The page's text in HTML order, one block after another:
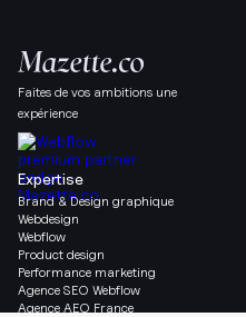
Faites de vos ambitions une
expérience
Expertise
Brand & Design graphique
Webdesign
Webflow
Product design
Performance marketing
Agence SEO Webflow
Agence AEO France